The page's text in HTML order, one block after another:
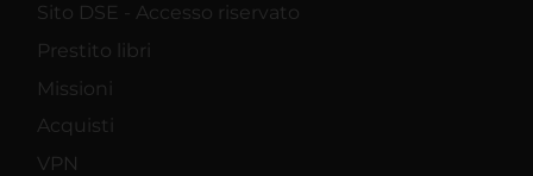
Sito DSE - Accesso riservato
Prestito libri
Missioni
Acquisti
VPN